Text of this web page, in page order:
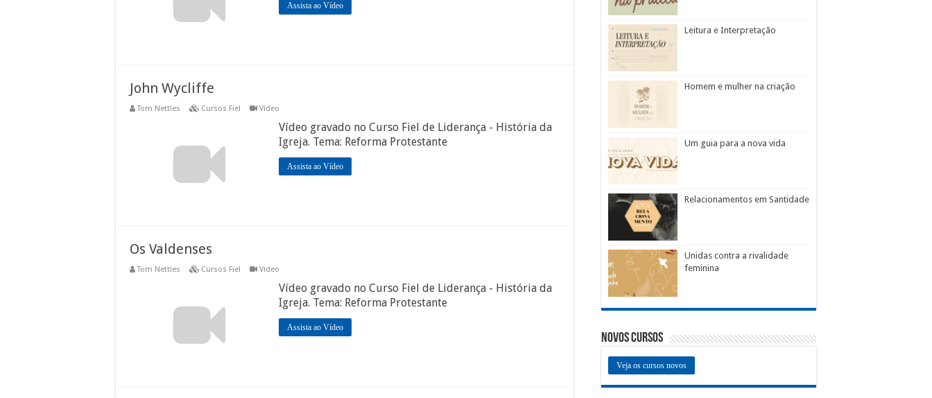
Assista ao Vídeo
John Wycliffe
Tom Nettles Cursos Fiel Vídeo
Vídeo gravado no Curso Fiel de Liderança - História da
Igreja. Tema: Reforma Protestante
Assista ao Vídeo
Os Valdenses
Tom Nettles Cursos Fiel Vídeo
Vídeo gravado no Curso Fiel de Liderança - História da
Igreja. Tema: Reforma Protestante
Assista ao Vídeo
Leitura e Interpretação
Homem e mulher na criação
Um guia para a nova vida
Relacionamentos em Santidade
Unidas contra a rivalidade
feminina
Novos Cursos
Veja os cursos novos